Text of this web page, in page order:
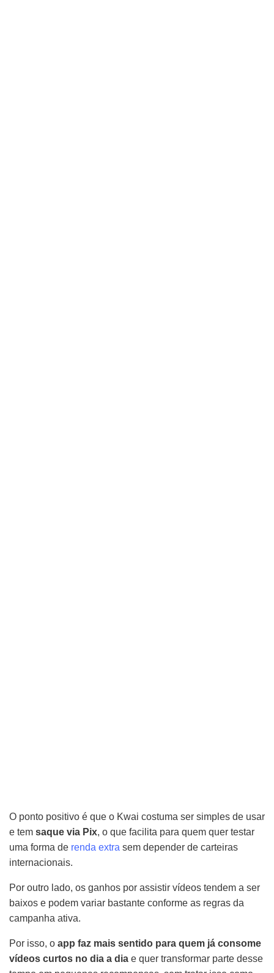
O ponto positivo é que o Kwai costuma ser simples de usar
e tem saque via Pix, o que facilita para quem quer testar
uma forma de renda extra sem depender de carteiras
internacionais.
Por outro lado, os ganhos por assistir vídeos tendem a ser
baixos e podem variar bastante conforme as regras da
campanha ativa.
Por isso, o app faz mais sentido para quem já consome
vídeos curtos no dia a dia e quer transformar parte desse